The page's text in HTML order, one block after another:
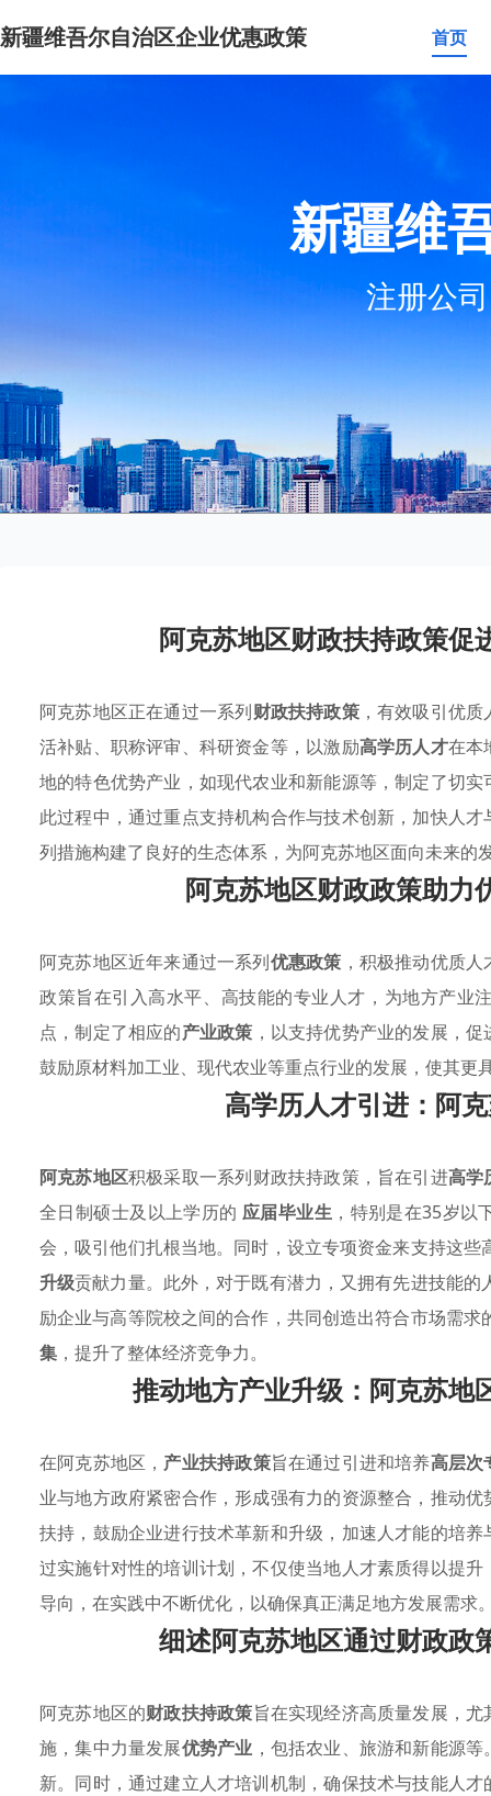
新疆维吾尔自治区企业优惠政策 首页
新疆维
注册公
阿克苏地区财政扶持政策促
阿克苏地区正在通过一系列财政扶持政策，有效吸引优质
活补贴、职称评审、科研资金等，以激励高学历人才在本
地的特色优势产业，如现代农业和新能源等，制定了切实
此过程中，通过重点支持机构合作与技术创新，加快人
列措施构建了良好的生态体系，为阿克苏地区面向未来的
阿克苏地区财政政策助力
阿克苏地区近年来通过一系列优惠政策 ，积极推动优质
政策旨在引入高水平、高技能的专业人才，为地方产业
点，制定了相应的产业政策 ，以支持优势产业的发展，
鼓励原材料加工业、现代农业等重点行业的发展，使其
高学历人才引进：阿
阿克苏地区积极采取一系列财政扶持政策，旨在引进高学
全日制硕士及以上学历的 应届毕业生 ，特别是在35岁
会，吸引他们扎根当地。同时，设立专项资金来支持这
升级贡献力量。此外，对于既有潜力，又拥有先进技能
励企业与高等院校之间的合作，共同创造出符合市场需
集 ，提升了整体经济竞争力。
推动地方产业升级：阿克苏地
在阿克苏地区， 产业扶持政策旨在通过引进和培养高层次
业与地方政府紧密合作，形成强有力的资源整合，推动
扶持，鼓励企业进行技术革新和升级，加速人才能的培
过实施针对性的培训计划，不仅使当地人才素质得以提
导向，在实践中不断优化，以确保真正满足地方发展需求
细述阿克苏地区通过财政政
阿克苏地区的财政扶持政策旨在实现经济高质量发展，
施，集中力量发展优势产业 ，包括农业、旅游和新能源
新。同时，通过建立人才培训机制，确保技术与技能人